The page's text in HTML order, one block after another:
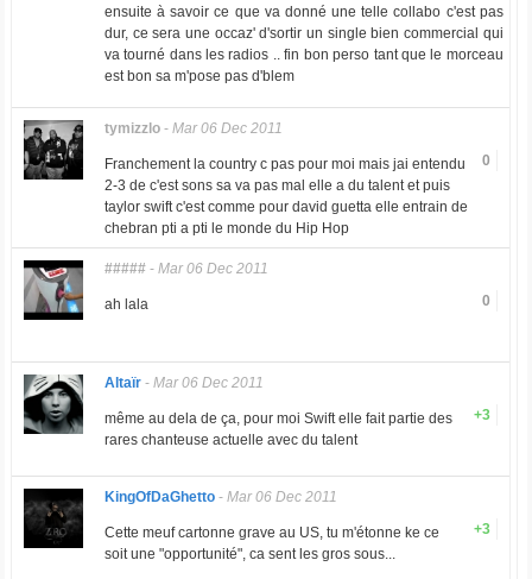
ensuite à savoir ce que va donné une telle collabo c'est pas
dur, ce sera une occaz' d'sortir un single bien commercial qui
va tourné dans les radios .. fin bon perso tant que le morceau
est bon sa m'pose pas d'blem
tymizzlo- Mar 06 Dec 2011
0
Franchement la country c pas pour moi mais jai entendu
2-3 de c'est sons sa va pas mal elle a du talent et puis
taylor swift c'est comme pour david guetta elle entrain de
chebran pti a pti le monde du Hip Hop
#####- Mar 06 Dec 2011
0
ah lala
Altaïr- Mar 06 Dec 2011
+3
même au dela de ça, pour moi Swift elle fait partie des
rares chanteuse actuelle avec du talent
KingOfDaGhetto- Mar 06 Dec 2011
+3
Cette meuf cartonne grave au US, tu m'étonne ke ce
soit une "opportunité", ca sent les gros sous...